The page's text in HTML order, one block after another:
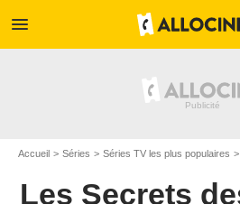
menu
Accueil Séries Séries TV les plus populaires
Les Secrets